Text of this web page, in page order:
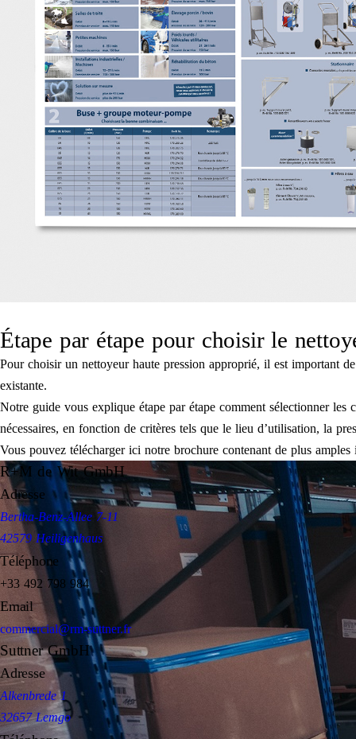
Étape par étape pour choisir le
Pour choisir un nettoyeur haute pression approprié, il est important
existante.
Notre guide vous explique étape par étape comment sélectionner les
nécessaires, en fonction de critères tels que le lieu d’utilisation, la
Vous pouvez télécharger ici notre brochure contenant de plus amples
R+M de Wit GmbH
Adresse
Bertha-Benz-Allee 7-11
42579 Heiligenhaus
Téléphone
+33 492 798 984
Email
commercial@rm-suttner.fr
Suttner GmbH
Adresse
Alkenbrede 1
32657 Lemgo